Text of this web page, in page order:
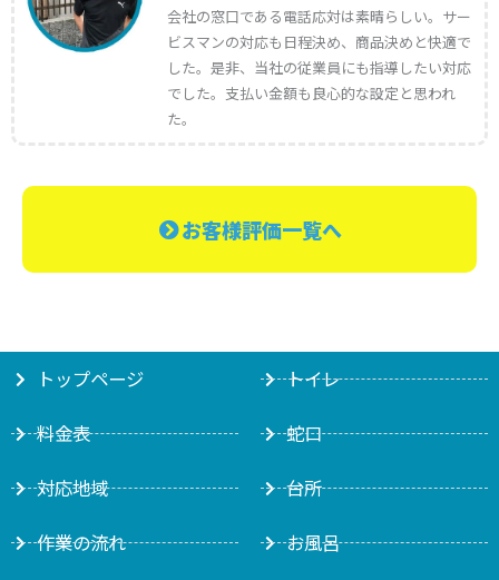
会社の窓口である電話応対は素晴らしい。サー
ビスマンの対応も日程決め、商品決めと快適で
した。是非、当社の従業員にも指導したい対応
でした。支払い金額も良心的な設定と思われ
た。
お客様評価一覧へ
トップページ
料金表
対応地域
作業の流れ
トイレ
蛇口
台所
お風呂